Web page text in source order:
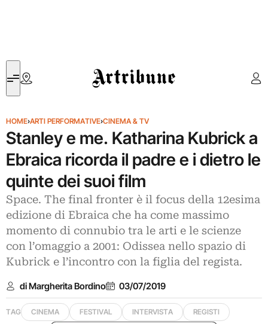
Artribune
HOME›ARTI PERFORMATIVE›CINEMA & TV
Stanley e me. Katharina Kubrick a
Ebraica ricorda il padre e i dietro le
quinte dei suoi film
Space. The final fronter è il focus della 12esima
edizione di Ebraica che ha come massimo
momento di connubio tra le arti e le scienze
con l’omaggio a 2001: Odissea nello spazio di
Kubrick e l’incontro con la figlia del regista.
di Margherita Bordino 03/07/2019
TAG CINEMA FESTIVAL INTERVISTA REGISTI